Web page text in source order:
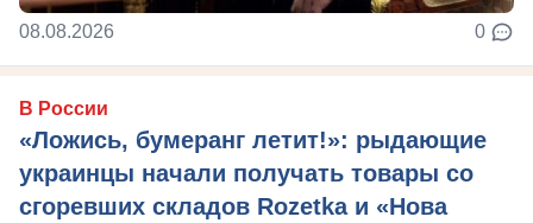
08.08.2026 0
В России
«Ложись, бумеранг летит!»: рыдающие
украинцы начали получать товары со
сгоревших складов Rozetka и «Нова